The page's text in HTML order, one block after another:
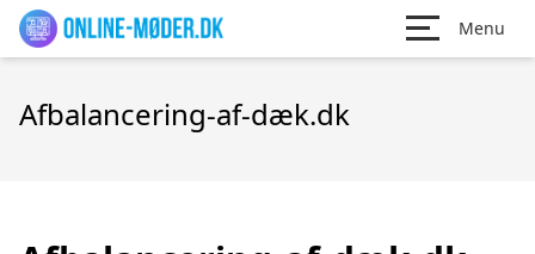
Menu
Afbalancering-af-dæk.dk